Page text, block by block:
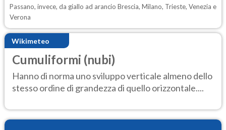
Passano, invece, da giallo ad arancio Brescia, Milano, Trieste, Venezia e
Verona
Wikimeteo
Cumuliformi (nubi)
Hanno di norma uno sviluppo verticale almeno dello
stesso ordine di grandezza di quello orizzontale....